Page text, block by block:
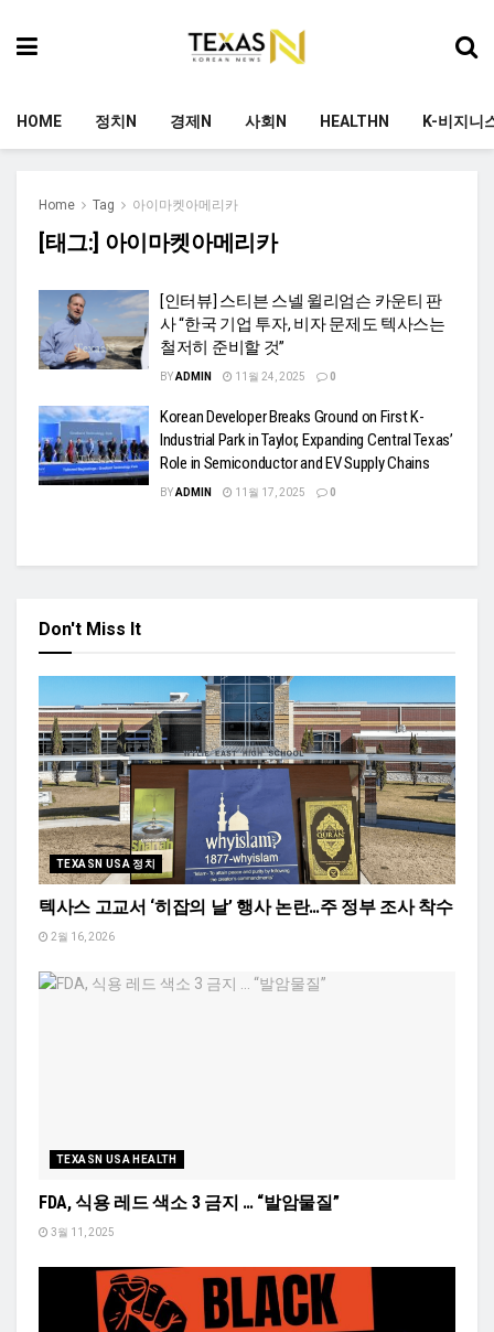
HOME 정치N 경제N 사회N HEALTHN K-비지니
Home Tag 아이마켓아메리카
[태그:] 아이마켓아메리카
[인터뷰] 스티븐 스넬 윌리엄슨 카운티 판
사 “한국 기업 투자, 비자 문제도 텍사스는
철저히 준비할 것”
BYADMIN 11월 24, 2025 0
Korean Developer Breaks Ground on First K-
Industrial Park in Taylor, Expanding Central Texas’
Role in Semiconductor and EV Supply Chains
BYADMIN 11월 17, 2025 0
Don't Miss It
TEXASN USA 정치
텍사스 고교서 ‘히잡의 날’ 행사 논란…주 정부 조사 착수
2월 16, 2026
TEXASN USA HEALTH
FDA, 식용 레드 색소 3 금지 … “발암물질”
3월 11, 2025